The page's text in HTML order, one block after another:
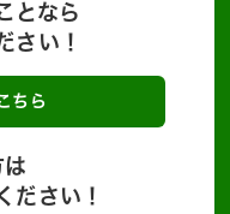
となら
さい！
ちら
は
ださい！